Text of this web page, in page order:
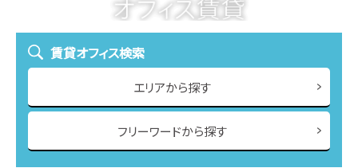
賃貸オフィス検索
エリアから探す
フリーワードから探す